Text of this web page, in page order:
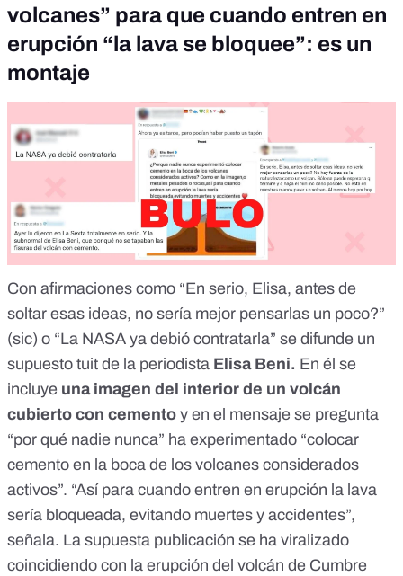
volcanes” para que cuando entren en
erupción “la lava se bloquee”: es un
montaje
Con afirmaciones como “En serio, Elisa, antes de
soltar esas ideas, no sería mejor pensarlas un poco?”
(sic) o “La NASA ya debió contratarla” se difunde un
supuesto tuit de la periodista Elisa Beni. En él se
incluye una imagen del interior de un volcán
cubierto con cemento y en el mensaje se pregunta
“por qué nadie nunca” ha experimentado “colocar
cemento en la boca de los volcanes considerados
activos”. “Así para cuando entren en erupción la lava
sería bloqueada, evitando muertes y accidentes”,
señala. La supuesta publicación se ha viralizado
coincidiendo con la erupción del volcán de Cumbre